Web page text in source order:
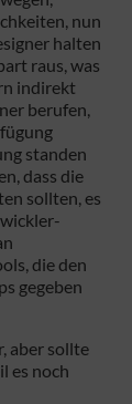
nun
halten
raus, was
indirekt
berufen,
standen
dass die
sollten, es
die den
gegeben
aber sollte
es noch